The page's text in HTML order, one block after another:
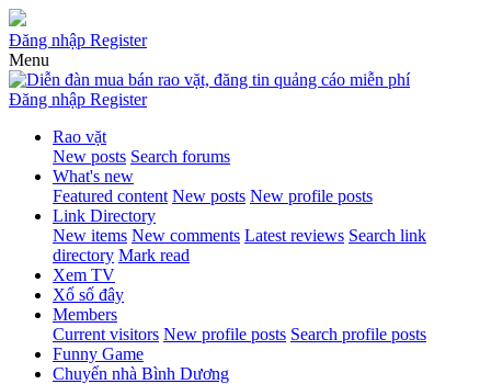
Đăng nhập Register
Menu
Đăng nhập Register
Rao vặt
New posts Search forums
What's new
Featured content New posts New profile posts
Link Directory
New items New comments Latest reviews Search link
directory Mark read
Xem TV
Xổ số đây
Members
Current visitors New profile posts Search profile posts
Funny Game
Chuyển nhà Bình Dương